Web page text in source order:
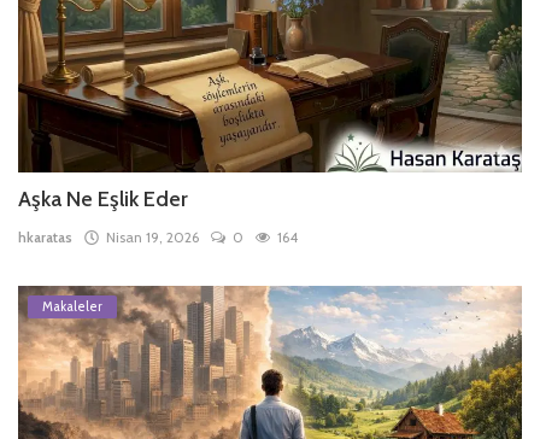
Aşka Ne Eşlik Eder
hkaratas Nisan 19, 2026 0 164
Makaleler